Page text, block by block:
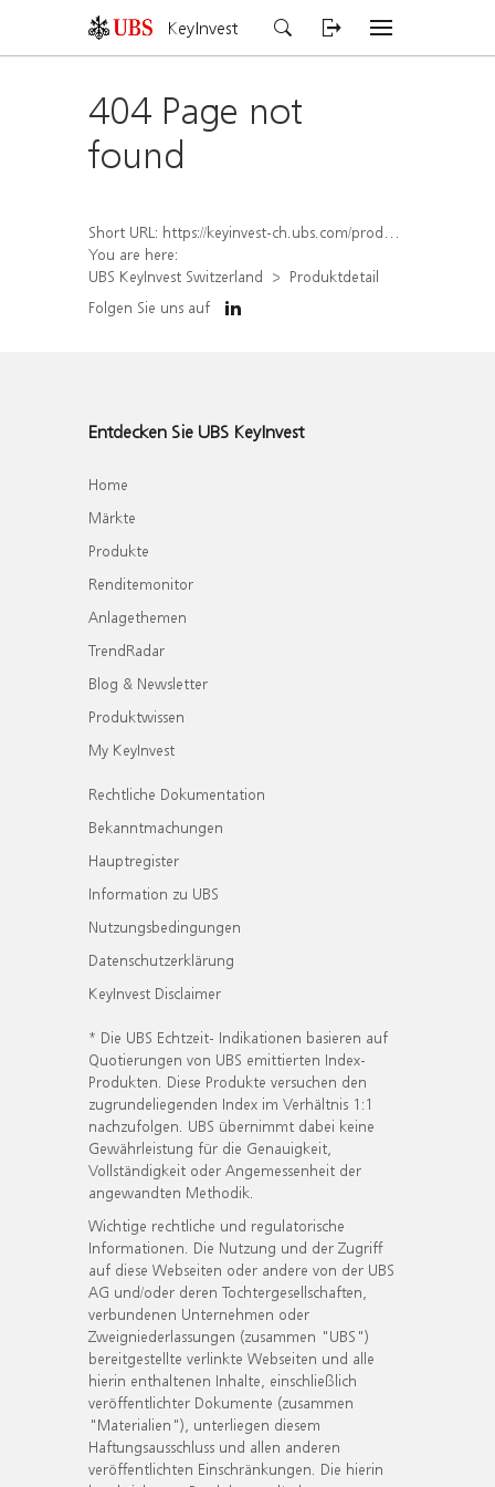
KeyInvest
404 Page not
found
Short URL: https://keyinvest-ch.ubs.com/produkt/detail/index/isin/CH1570358411
You are here:
UBS KeyInvest Switzerland
Produktdetail
Folgen Sie uns auf
Entdecken Sie UBS KeyInvest
Home
Märkte
Produkte
Renditemonitor
Anlagethemen
TrendRadar
Blog & Newsletter
Produktwissen
My KeyInvest
Rechtliche Dokumentation
Bekanntmachungen
Hauptregister
Information zu UBS
Nutzungsbedingungen
Datenschutzerklärung
KeyInvest Disclaimer
* Die UBS Echtzeit- Indikationen basieren auf
Quotierungen von UBS emittierten Index-
Produkten. Diese Produkte versuchen den
zugrundeliegenden Index im Verhältnis 1:1
nachzufolgen. UBS übernimmt dabei keine
Gewährleistung für die Genauigkeit,
Vollständigkeit oder Angemessenheit der
angewandten Methodik.
Wichtige rechtliche und regulatorische
Informationen. Die Nutzung und der Zugriff
auf diese Webseiten oder andere von der UBS
AG und/oder deren Tochtergesellschaften,
verbundenen Unternehmen oder
Zweigniederlassungen (zusammen "UBS")
bereitgestellte verlinkte Webseiten und alle
hierin enthaltenen Inhalte, einschließlich
veröffentlichter Dokumente (zusammen
"Materialien"), unterliegen diesem
Haftungsausschluss und allen anderen
veröffentlichten Einschränkungen. Die hierin